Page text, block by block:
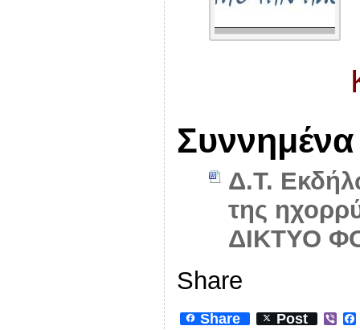
Συννημένα
Δ.Τ.
της
ΔΙΚΤΥΟ
Share
Share Post
V